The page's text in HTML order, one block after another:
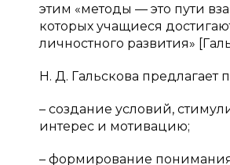
этим «методы — это пути
которых учащиеся
личностного развития»
Н. Д. Гальскова
– создание условий,
интерес и мотивацию;
– формирование понимания